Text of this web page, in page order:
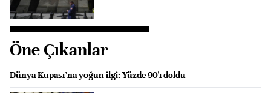
Öne Çıkanlar
Dünya Kupası’na yoğun ilgi: Yüzde 90'ı doldu